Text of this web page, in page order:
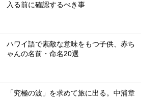
入る前に確認するべき事
ハワイ語で素敵な意味をもつ子供、赤ち
ゃんの名前・命名20選
「究極の波」を求めて旅に出る。中浦章